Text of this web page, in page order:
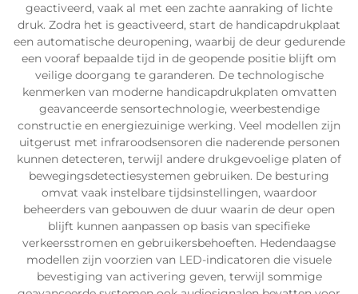
geactiveerd, vaak al met een zachte aanraking of lichte
druk. Zodra het is geactiveerd, start de handicapdrukplaat
een automatische deuropening, waarbij de deur gedurende
een vooraf bepaalde tijd in de geopende positie blijft om
veilige doorgang te garanderen. De technologische
kenmerken van moderne handicapdrukplaten omvatten
geavanceerde sensortechnologie, weerbestendige
constructie en energiezuinige werking. Veel modellen zijn
uitgerust met infraroodsensoren die naderende personen
kunnen detecteren, terwijl andere drukgevoelige platen of
bewegingsdetectiesystemen gebruiken. De besturing
omvat vaak instelbare tijdsinstellingen, waardoor
beheerders van gebouwen de duur waarin de deur open
blijft kunnen aanpassen op basis van specifieke
verkeersstromen en gebruikersbehoeften. Hedendaagse
modellen zijn voorzien van LED-indicatoren die visuele
bevestiging van activering geven, terwijl sommige